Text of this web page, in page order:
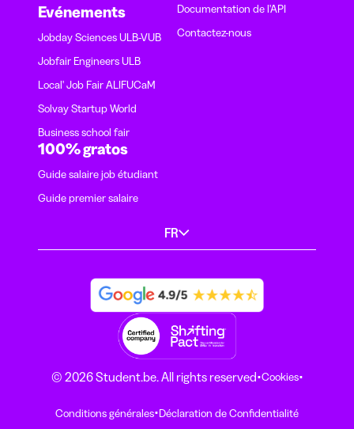
Evénements
Jobday Sciences ULB-VUB
Jobfair Engineers ULB
Local' Job Fair ALIFUCaM
Solvay Startup World
Business school fair
Documentation de l'API
Contactez-nous
100% gratos
Guide salaire job étudiant
Guide premier salaire
FR
© 2026 Student.be. All rights reserved·Cookies·
Conditions générales·Déclaration de Confidentialité